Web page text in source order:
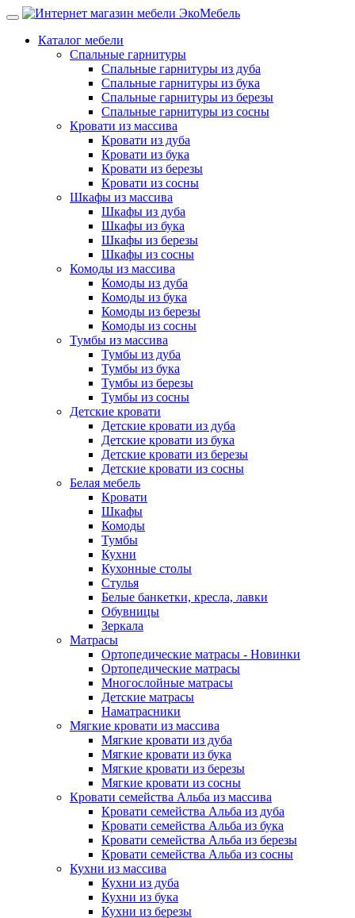
Каталог мебели
Спальные гарнитуры
Спальные гарнитуры из дуба
Спальные гарнитуры из бука
Спальные гарнитуры из березы
Спальные гарнитуры из сосны
Кровати из массива
Кровати из дуба
Кровати из бука
Кровати из березы
Кровати из сосны
Шкафы из массива
Шкафы из дуба
Шкафы из бука
Шкафы из березы
Шкафы из сосны
Комоды из массива
Комоды из дуба
Комоды из бука
Комоды из березы
Комоды из сосны
Тумбы из массива
Тумбы из дуба
Тумбы из бука
Тумбы из березы
Тумбы из сосны
Детские кровати
Детские кровати из дуба
Детские кровати из бука
Детские кровати из березы
Детские кровати из сосны
Белая мебель
Кровати
Шкафы
Комоды
Тумбы
Кухни
Кухонные столы
Стулья
Белые банкетки, кресла, лавки
Обувницы
Зеркала
Матрасы
Ортопедические матрасы - Новинки
Ортопедические матрасы
Многослойные матрасы
Детские матрасы
Наматрасники
Мягкие кровати из массива
Мягкие кровати из дуба
Мягкие кровати из бука
Мягкие кровати из березы
Мягкие кровати из сосны
Кровати семейства Альба из массива
Кровати семейства Альба из дуба
Кровати семейства Альба из бука
Кровати семейства Альба из березы
Кровати семейства Альба из сосны
Кухни из массива
Кухни из дуба
Кухни из бука
Кухни из березы